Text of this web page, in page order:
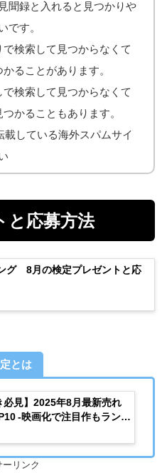
聞録と入れると見つかりや
です。
で検索して見つからなくて
ることがあります。
で検索して見つからなくて
かることもあります。
している海外スパムサイ
と応募方法
グ 8月の検定プレゼントと応
とは
必見】2025年8月最新売れ
-映画化で注目作もランク
ーリンク